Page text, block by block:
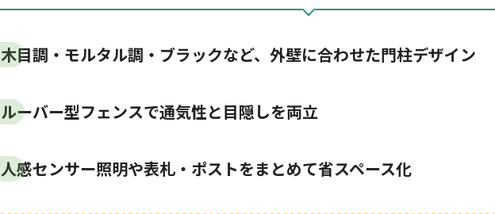
木目調・モルタル調・ブラックなど、外壁に合わせた門柱デザイン
ルーバー型フェンスで通気性と目隠しを両立
人感センサー照明や表札・ポストをまとめて省スペース化